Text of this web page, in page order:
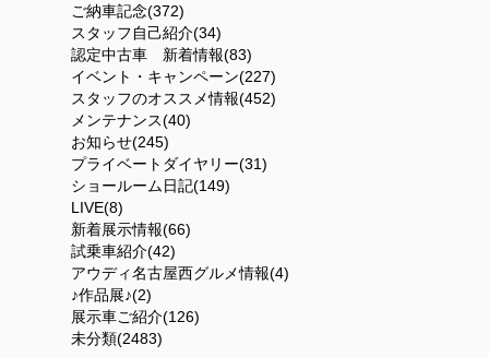
ご納車記念(372)
スタッフ自己紹介(34)
認定中古車 新着情報(83)
イベント・キャンペーン(227)
スタッフのオススメ情報(452)
メンテナンス(40)
お知らせ(245)
プライベートダイヤリー(31)
ショールーム日記(149)
LIVE(8)
新着展示情報(66)
試乗車紹介(42)
アウディ名古屋西グルメ情報(4)
♪作品展♪(2)
展示車ご紹介(126)
未分類(2483)